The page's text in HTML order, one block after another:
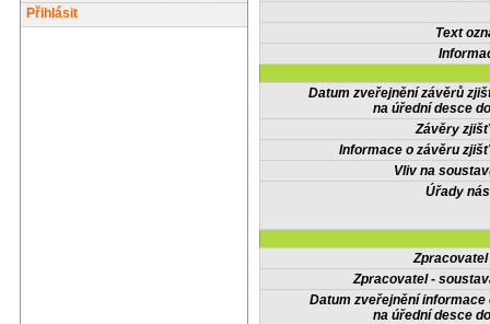
Přihlásit
Text
Datum zveřejnění závěrů
na úřední desce
Závěry
Informace o závěru
Vliv na
Úřady
Zpracovatel -
Datum zveřejnění informace
na úřední desce